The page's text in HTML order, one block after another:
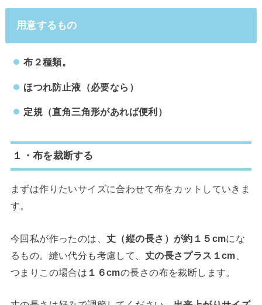
用意するもの
布２種類。
ほつれ防止液（必要なら）
定規（直角三角形があれば便利）
１・布を裁断する
まずは作りたいサイズに合わせて布をカットしていきま
す。
今回私が作ったのは、丈（縦の長さ）が約１５cmにな
るもの。縫い代分も考慮して、 丈の長さプラス１cm
つまりこの場合は １６cmの長さの布を裁断します。